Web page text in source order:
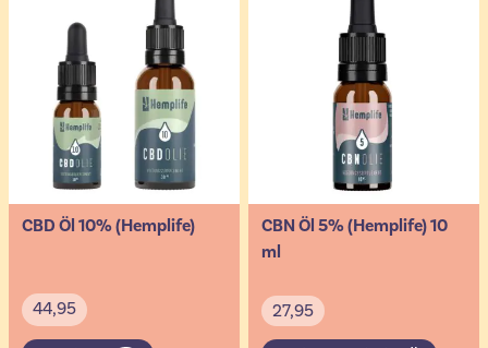
CBD Öl 10% (Hemplife)
44,95
CBN Öl 5% (Hemplife) 10
ml
27,95